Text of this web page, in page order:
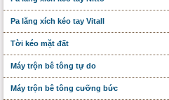
Pa lăng xích kéo tay Vitall
Tời kéo mặt đất
Máy trộn bê tông tự do
Máy trộn bê tông cưỡng bức